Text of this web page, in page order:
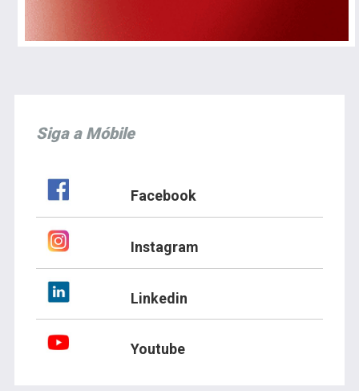
Siga a Móbile
Facebook
Instagram
Linkedin
Youtube